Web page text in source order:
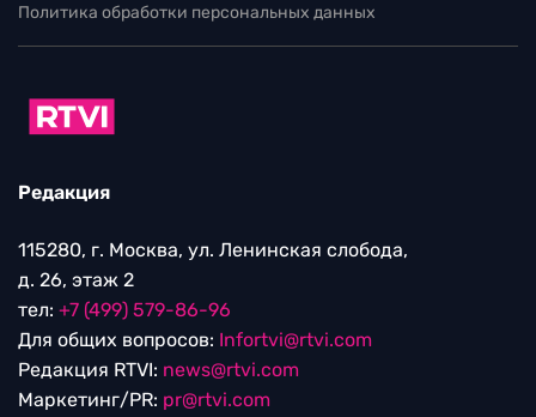
Политика обработки персональных данных
Редакция
115280, г. Москва, ул. Ленинская слобода,
д. 26, этаж 2
тел: +7 (499) 579-86-96
Для общих вопросов: Infortvi@rtvi.com
Редакция RTVI: news@rtvi.com
Маркетинг/PR: pr@rtvi.com